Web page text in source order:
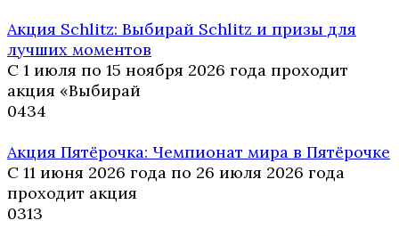
Акция Schlitz: Выбирай Schlitz и призы для
лучших моментов
С 1 июля по 15 ноября 2026 года проходит
акция «Выбирай
0434
Акция Пятёрочка: Чемпионат мира в Пятёрочке
С 11 июня 2026 года по 26 июля 2026 года
проходит акция
0313